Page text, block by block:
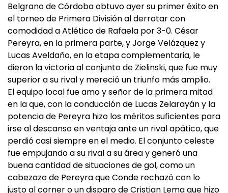
Belgrano de Córdoba obtuvo ayer su primer éxito en
el torneo de Primera División al derrotar con
comodidad a Atlético de Rafaela por 3-0. César
Pereyra, en la primera parte, y Jorge Velázquez y
Lucas Aveldaño, en la etapa complementaria, le
dieron la victoria al conjunto de Zielinski, que fue muy
superior a su rival y mereció un triunfo más amplio.
El equipo local fue amo y señor de la primera mitad
en la que, con la conducción de Lucas Zelarayán y la
potencia de Pereyra hizo los méritos suficientes para
irse al descanso en ventaja ante un rival apático, que
perdió casi siempre en el medio. El conjunto celeste
fue empujando a su rival a su área y generó una
buena cantidad de situaciones de gol, como un
cabezazo de Pereyra que Conde rechazó con lo
justo al corner o un disparo de Cristian Lema que hizo